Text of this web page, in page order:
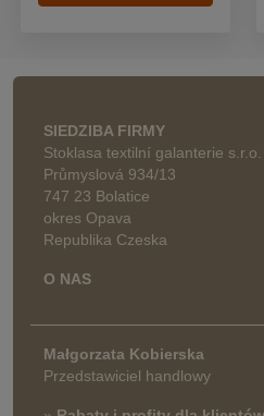
SIEDZIBA FIRMY
Stoklasa textilní galanterie s.r.o.
Průmyslová 934/13
747 23 Bolatice
okres Opava
Republika Czeska
O NAS
Małgorzata Kobierska
Przedstawiciel handlowy